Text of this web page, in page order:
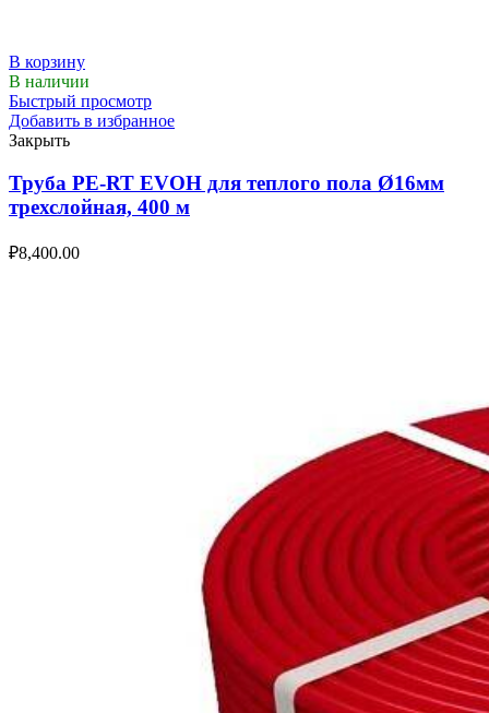
В корзину
В наличии
Быстрый просмотр
Добавить в избранное
Закрыть
Труба PE-RT EVOH для теплого пола Ø16мм
трехслойная, 400 м
₽8,400.00